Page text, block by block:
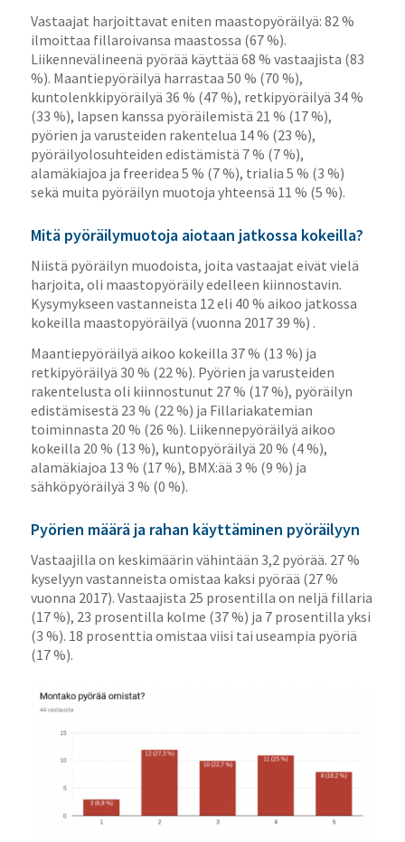
Vastaajat harjoittavat eniten maastopyöräilyä: 82 %
ilmoittaa fillaroivansa maastossa (67 %).
Liikennevälineenä pyörää käyttää 68 % vastaajista (83
%). Maantiepyöräilyä harrastaa 50 % (70 %),
kuntolenkkipyöräilyä 36 % (47 %), retkipyöräilyä 34 %
(33 %), lapsen kanssa pyöräilemistä 21 % (17 %),
pyörien ja varusteiden rakentelua 14 % (23 %),
pyöräilyolosuhteiden edistämistä 7 % (7 %),
alamäkiajoa ja freeridea 5 % (7 %), trialia 5 % (3 %)
sekä muita pyöräilyn muotoja yhteensä 11 % (5 %).
Mitä pyöräilymuotoja aiotaan jatkossa kokeilla?
Niistä pyöräilyn muodoista, joita vastaajat eivät vielä
harjoita, oli maastopyöräily edelleen kiinnostavin.
Kysymykseen vastanneista 12 eli 40 % aikoo jatkossa
kokeilla maastopyöräilyä (vuonna 2017 39 %) .
Maantiepyöräilyä aikoo kokeilla 37 % (13 %) ja
retkipyöräilyä 30 % (22 %). Pyörien ja varusteiden
rakentelusta oli kiinnostunut 27 % (17 %), pyöräilyn
edistämisestä 23 % (22 %) ja Fillariakatemian
toiminnasta 20 % (26 %). Liikennepyöräilyä aikoo
kokeilla 20 % (13 %), kuntopyöräilyä 20 % (4 %),
alamäkiajoa 13 % (17 %), BMX:ää 3 % (9 %) ja
sähköpyöräilyä 3 % (0 %).
Pyörien määrä ja rahan käyttäminen pyöräilyyn
Vastaajilla on keskimäärin vähintään 3,2 pyörää. 27 %
kyselyyn vastanneista omistaa kaksi pyörää (27 %
vuonna 2017). Vastaajista 25 prosentilla on neljä fillaria
(17 %), 23 prosentilla kolme (37 %) ja 7 prosentilla yksi
(3 %). 18 prosenttia omistaa viisi tai useampia pyöriä
(17 %).